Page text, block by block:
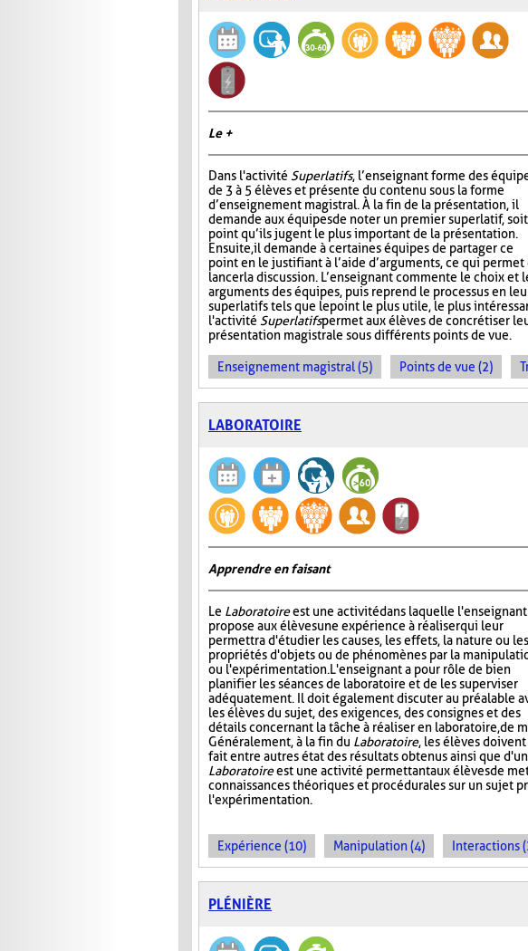
Le +
Dans l'activité Superlatifs, l’enseignant forme des
de 3 à 5 élèves et présente du contenu sous la forme
d’enseignement magistral. À la fin de la présentation, il
demande aux équipes de noter un premier superlatif,
point qu’ils jugent le plus important de la présentation.
Ensuite, il demande à certaines équipes de partager ce
point en le justifiant à l’aide d’arguments, ce qui permet
lancer la discussion. L’enseignant commente le choix et
arguments des équipes, puis reprend le processus en
superlatifs tels que le point le plus utile, le plus
l'activité Superlatifspermet aux élèves de concrétiser
présentation magistrale sous différents points de vue.
Enseignement magistral (5) Points de vue (2)
LABORATOIRE
Apprendre en faisant
Le Laboratoireest une activité dans laquelle l'enseignant
propose aux élèves une expérience à réaliser qui leur
permettra d'étudier les causes, les effets, la nature ou les
propriétés d'objets ou de phénomènes par la
ou l'expérimentation. L'enseignant a pour rôle de bien
planifier les séances de laboratoire et de les superviser
adéquatement. Il doit également discuter au préalable
les élèves du sujet, des exigences, des consignes et des
détails concernant la tâche à réaliser en laboratoire, de
Généralement, à la fin du Laboratoire, les élèves
fait entre autres état des résultats obtenus ainsi que
Laboratoireest une activité permettant aux élèves de
connaissances théoriques et procédurales sur un sujet
l'expérimentation.
Expérience (10) Manipulation (4) Interactions
PLÉNIÈRE